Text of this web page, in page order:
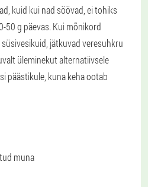
kuid kui nad söövad, ei tohiks
50 g päevas. Kui mõnikord
jätkuvad veresuhkru
üleminekut alternatiivsele
päästikule, kuna keha ootab
muna